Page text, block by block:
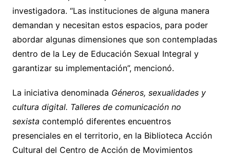
investigadora. “Las instituciones de alguna manera
demandan y necesitan estos espacios, para poder
abordar algunas dimensiones que son contempladas
dentro de la Ley de Educación Sexual Integral y
garantizar su implementación”, mencionó.
La iniciativa denominada Géneros, sexualidades y
cultura digital. Talleres de comunicación no
sexista contempló diferentes encuentros
presenciales en el territorio, en la Biblioteca Acción
Cultural del Centro de Acción de Movimientos